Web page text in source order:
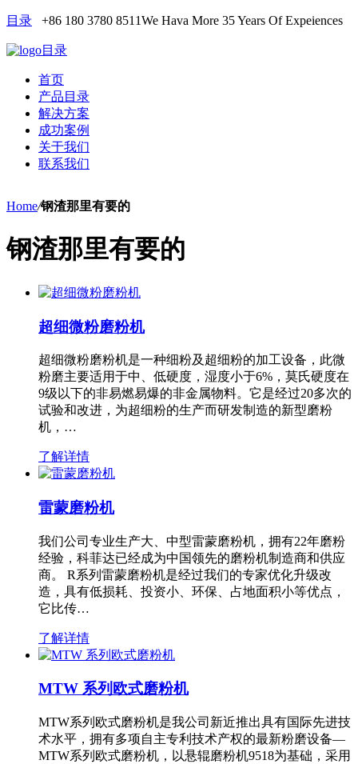
目录 +86 180 3780 8511We Hava More 35 Years Of Expeiences
目录
首页
产品目录
解决方案
成功案例
关于我们
联系我们
Home/钢渣那里有要的
钢渣那里有要的
超细微粉磨粉机
超细微粉磨粉机是一种细粉及超细粉的加工设备，此微
粉磨主要适用于中、低硬度，湿度小于6%，莫氏硬度在
9级以下的非易燃易爆的非金属物料。它是经过20多次的
试验和改进，为超细粉的生产而研发制造的新型磨粉
机，…
了解详情
雷蒙磨粉机
我们公司专业生产大、中型雷蒙磨粉机，拥有22年磨粉
经验，科菲达已经成为中国领先的磨粉机制造商和供应
商。 R系列雷蒙磨粉机是经过我们的专家优化升级改
造，具有低损耗、投资小、环保、占地面积小等优点，
它比传…
了解详情
MTW 系列欧式磨粉机
MTW系列欧式磨粉机是我公司新近推出具有国际先进技
术水平，拥有多项自主专利技术产权的最新粉磨设备—
MTW系列欧式磨粉机，以悬辊磨粉机9518为基础，采用